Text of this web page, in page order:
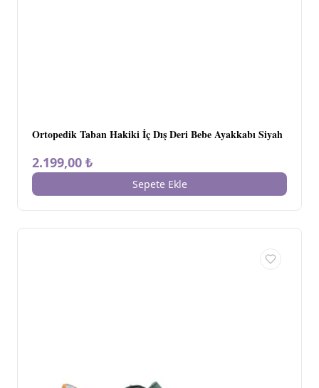
Ortopedik Taban Hakiki İç Dış Deri Bebe Ayakkabı Siyah
2.199,00 ₺
Sepete Ekle